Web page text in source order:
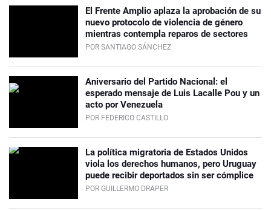
El Frente Amplio aplaza la aprobación de su
nuevo protocolo de violencia de género
mientras contempla reparos de sectores
POR SANTIAGO SÁNCHEZ
Aniversario del Partido Nacional: el
esperado mensaje de Luis Lacalle Pou y un
acto por Venezuela
POR FEDERICO CASTILLO
La política migratoria de Estados Unidos
viola los derechos humanos, pero Uruguay
puede recibir deportados sin ser cómplice
POR GUILLERMO DRAPER